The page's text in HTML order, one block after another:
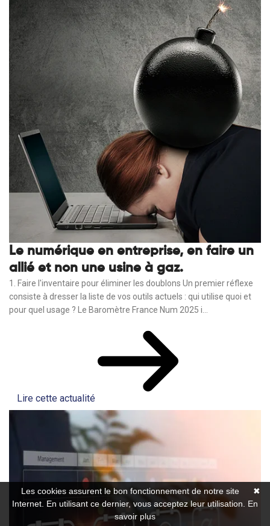
Le numérique en entreprise, en faire un
allié et non une usine à gaz.
1. Faire l'inventaire pour éliminer les doublons Un premier réflexe
consiste à dresser la liste de vos outils actuels : qui utilise quoi et
pour quel usage ? Le Baromètre France Num 2025 i...
Lire cette actualité
✖
Les cookies assurent le bon fonctionnement de notre site
Internet. En utilisant ce dernier, vous acceptez leur utilisation. En
savoir plus